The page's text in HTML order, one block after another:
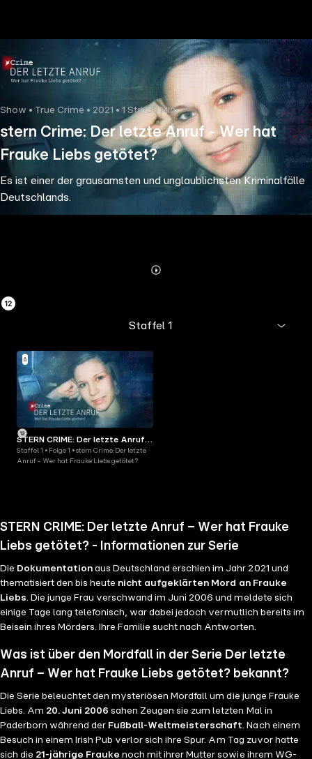
page
Show • True Crime • 2021 • 1 Std. 38 Min.
stern Crime: Der letzte Anruf - Wer hat
Frauke Liebs getötet?
Es ist einer der grausamsten und unglaublichsten Kriminalfälle
Deutschlands.
Mehr
Staffel 1
STERN CRIME: Der letzte Anruf -
Wer hat Frauke Liebs getötet?
Staffel 1 • Folge 1 • stern Crime: Der letzte
Anruf - Wer hat Frauke Liebs getötet?
STERN CRIME: Der letzte Anruf – Wer hat Frauke
Liebs getötet? - Informationen zur Serie
Die Dokumentation aus Deutschland erschien im Jahr 2021 und
thematisiert den bis heute nicht aufgeklärten Mord an Frauke
Liebs. Die junge Frau verschwand im Juni 2006 und meldete sich
einige Tage lang telefonisch, war dabei jedoch vermutlich bereits im
Beisein ihres Mörders. Ihre Familie sucht nach Antworten.
Was ist über den Mordfall in der Serie Der letzte
Anruf – Wer hat Frauke Liebs getötet? bekannt?
Die Serie beleuchtet den mysteriösen Mordfall um die junge Frauke
Liebs. Am 20. Juni 2006 sahen Zeugen sie zum letzten Mal in
Paderborn während der Fußball-Weltmeisterschaft. Nach einem
Besuch in einem Irish Pub verlor sich ihre Spur. Am Tag zuvor hatte
sich die 21-jährige Frauke noch mit ihrer Mutter sowie ihrem WG-